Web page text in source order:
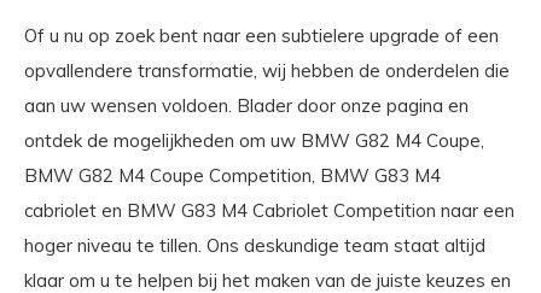
Of u nu op zoek bent naar een subtielere upgrade of een
opvallendere transformatie, wij hebben de onderdelen die
aan uw wensen voldoen. Blader door onze pagina en
ontdek de mogelijkheden om uw BMW G82 M4 Coupe,
BMW G82 M4 Coupe Competition, BMW G83 M4
cabriolet en BMW G83 M4 Cabriolet Competition naar een
hoger niveau te tillen. Ons deskundige team staat altijd
klaar om u te helpen bij het maken van de juiste keuzes en